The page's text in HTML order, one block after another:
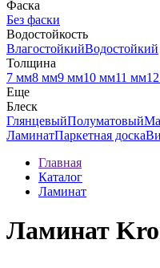
Фаска
Без фаски
Водостойкость
ВлагостойкийВодостойкий
Толщина
7 мм8 мм9 мм10 мм11 мм
Еще
Блеск
ГлянцевыйПолуматовый
ЛаминатПаркетная доска
Главная
Каталог
Ламинат
Ламинат